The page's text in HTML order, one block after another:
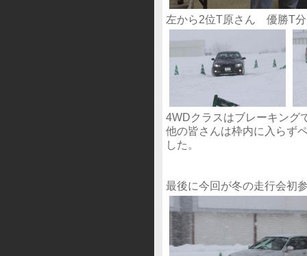
左から2位T原さん 優勝T
4WDクラスはブレーキング
他の皆さんは枠内に入らず
した。
最後に今回が冬の走行会初